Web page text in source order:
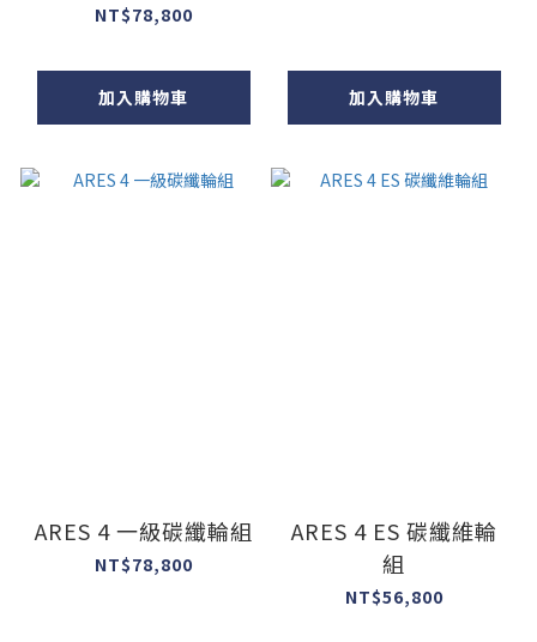
NT$78,800
加入購物車 加入購物車
ARES 4 一級碳纖輪組
NT$78,800
ARES 4 ES 碳纖維輪
組
NT$56,800